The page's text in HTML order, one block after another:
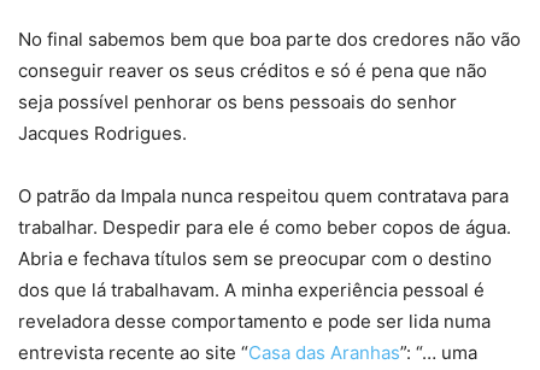
No final sabemos bem que boa parte dos credores não vão
conseguir reaver os seus créditos e só é pena que não
seja possível penhorar os bens pessoais do senhor
Jacques Rodrigues.
O patrão da Impala nunca respeitou quem contratava para
trabalhar. Despedir para ele é como beber copos de água.
Abria e fechava títulos sem se preocupar com o destino
dos que lá trabalhavam. A minha experiência pessoal é
reveladora desse comportamento e pode ser lida numa
entrevista recente ao site “Casa das Aranhas”: “… uma